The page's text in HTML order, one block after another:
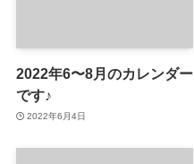
2022年6〜8月のカレンダー
です♪
2022年6月4日